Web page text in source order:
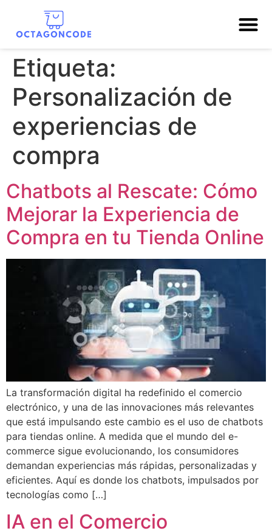
Etiqueta:
Personalización de
experiencias de
compra
Chatbots al Rescate: Cómo
Mejorar la Experiencia de
Compra en tu Tienda Online
La transformación digital ha redefinido el comercio
electrónico, y una de las innovaciones más relevantes
que está impulsando este cambio es el uso de chatbots
para tiendas online. A medida que el mundo del e-
commerce sigue evolucionando, los consumidores
demandan experiencias más rápidas, personalizadas y
eficientes. Aquí es donde los chatbots, impulsados por
tecnologías como […]
IA en el Comercio